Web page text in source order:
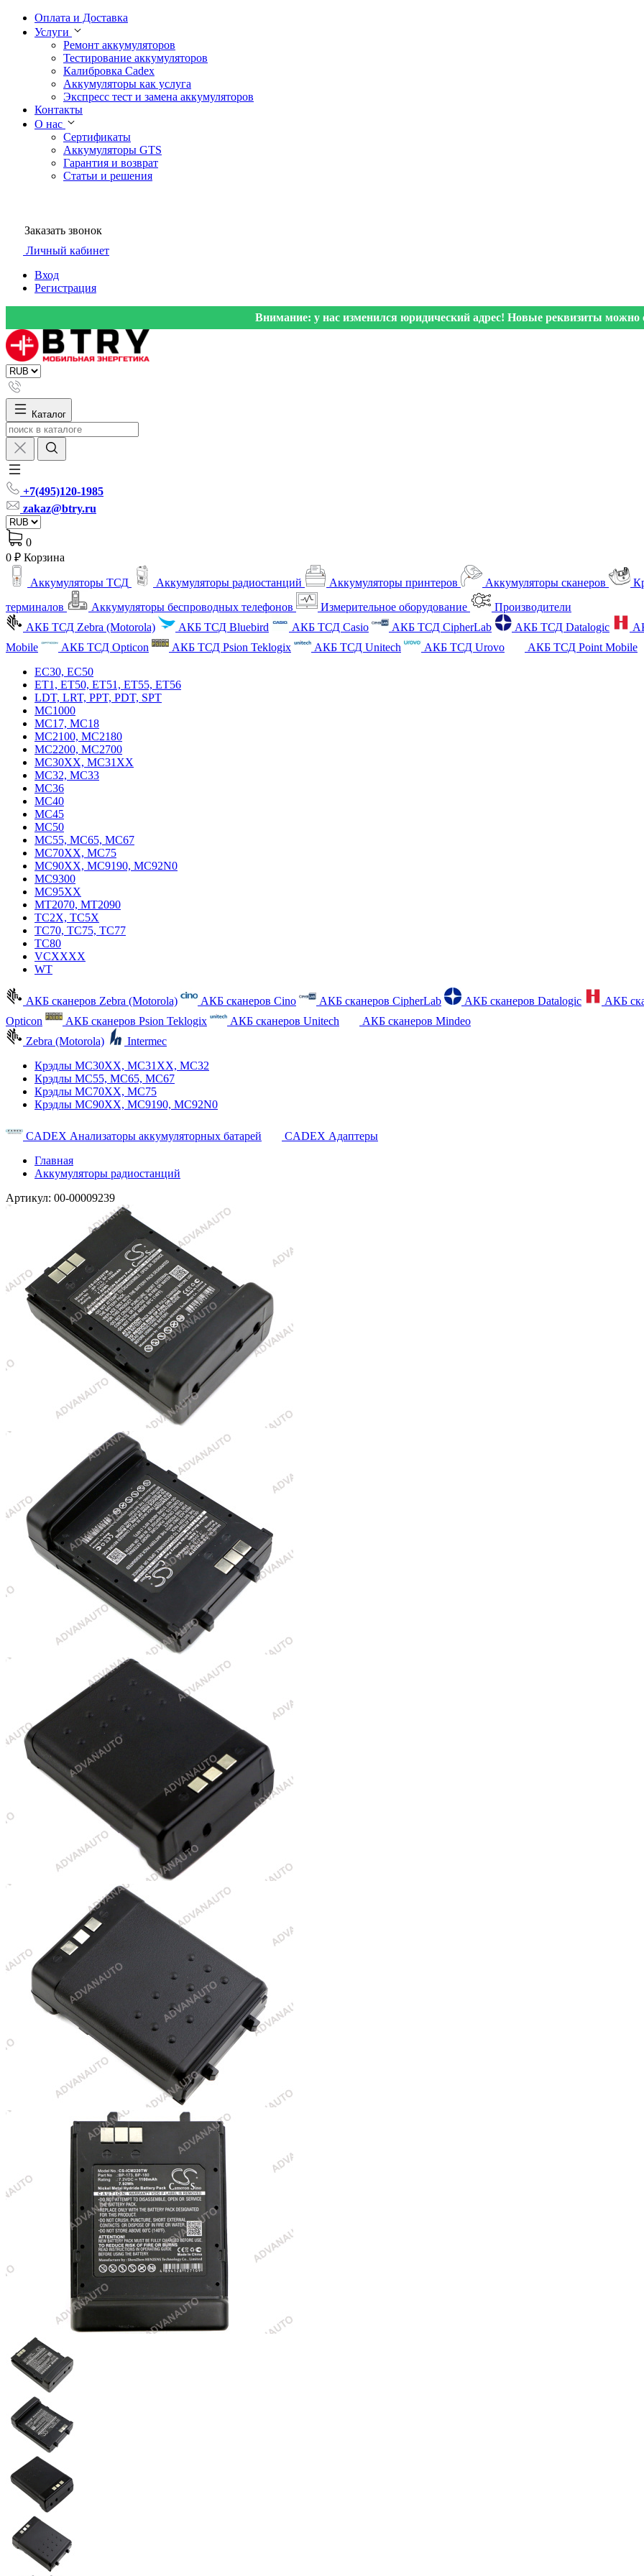
Оплата и Доставка
Услуги
Ремонт аккумуляторов
Тестирование аккумуляторов
Калибровка Cadex
Аккумуляторы как услуга
Экспресс тест и замена аккумуляторов
Контакты
О нас
Сертификаты
Аккумуляторы GTS
Гарантия и возврат
Статьи и решения
Заказать звонок
Личный кабинет
Вход
Регистрация
Внимание: у нас изменился юридический адрес! Новые реквизиты можно
Каталог
+7(495)120-1985
zakaz@btry.ru
0
0 ₽ Корзина
Аккумуляторы ТСД Аккумуляторы радиостанций Аккумуляторы принтеров Аккумуляторы сканеров
терминалов
Аккумуляторы беспроводных телефонов Измерительное оборудование
Производители
АКБ ТСД Zebra (Motorola)
АКБ ТСД Bluebird АКБ ТСД Casio АКБ ТСД CipherLab АКБ ТСД Datalogic
Mobile
АКБ ТСД Opticon АКБ ТСД Psion Teklogix АКБ ТСД Unitech АКБ ТСД Urovo АКБ ТСД Point Mobile
EC30, EC50
ET1, ET50, ET51, ET55, ET56
LDT, LRT, PPT, PDT, SPT
MC1000
MC17, MC18
MC2100, MC2180
MC2200, MC2700
MC30XX, MC31XX
MC32, MC33
MC36
MC40
MC45
MC50
MC55, MC65, MC67
MC70XX, MC75
MC90XX, MC9190, MC92N0
MC9300
MC95XX
MT2070, MT2090
TC2X, TC5X
TC70, TC75, TC77
TC80
VCXXXX
WT
АКБ сканеров Zebra (Motorola) АКБ сканеров Cino АКБ сканеров CipherLab АКБ сканеров Datalogic АКБ
Opticon
АКБ сканеров Psion Teklogix АКБ сканеров Unitech
АКБ сканеров Mindeo
Zebra (Motorola)
Intermec
Крэдлы MC30XX, MC31XX, MC32
Крэдлы MC55, MC65, MC67
Крэдлы MC70XX, MC75
Крэдлы MC90XX, MC9190, MC92N0
CADEX Анализаторы аккумуляторных батарей
CADEX Адаптеры
Главная
Аккумуляторы радиостанций
Артикул: 00-00009239